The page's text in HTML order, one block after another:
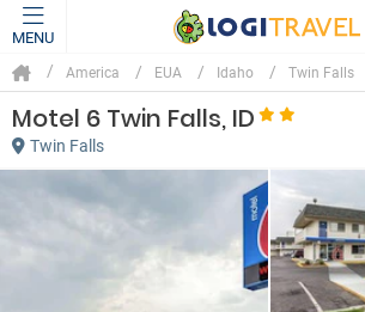
MENU
America EUA Idaho Twin Falls
Motel 6 Twin Falls, ID
Twin Falls